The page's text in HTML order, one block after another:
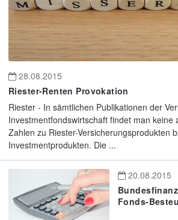
28.08.2015
Riester-Renten Provokation
Riester - In sämtlichen Publikationen der
Investmentfondswirtschaft findet man keine
Zahlen zu Riester-Versicherungsprodukten
Investmentprodukten. Die ...
20.08.2015
Fonds-